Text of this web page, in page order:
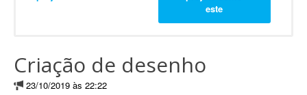
este
Criação de desenho
23/10/2019 às 22:22